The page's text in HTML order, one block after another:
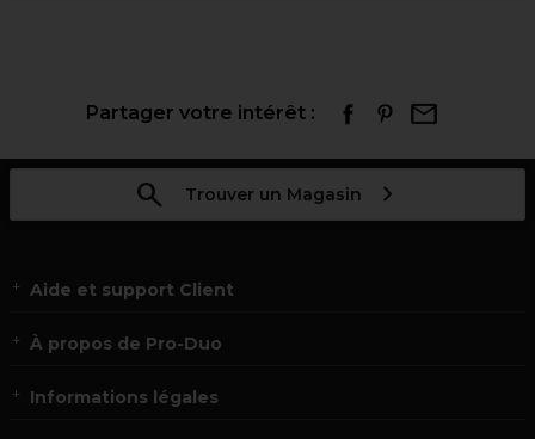
Partager votre intérêt :
Trouver un Magasin
Aide et support Client
À propos de Pro-Duo
Informations légales